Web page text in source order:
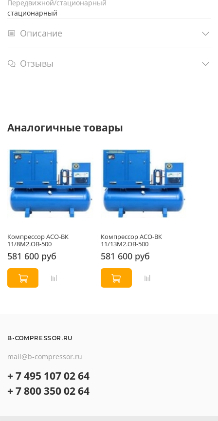
Передвижной/стационарный
стационарный
Описание
Отзывы
Аналогичные товары
Компрессор АСО-ВК
11/8М2.ОВ-500
581 600 руб
Компрессор АСО-ВК
11/13М2.ОВ-500
581 600 руб
B-COMPRESSOR.RU
mail@b-compressor.ru
+ 7 495 107 02 64
+ 7 800 350 02 64